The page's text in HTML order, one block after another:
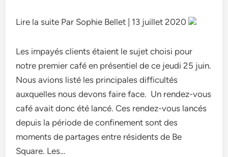
Lire la suite Par Sophie Bellet | 13 juillet 2020
Les impayés clients étaient le sujet choisi pour
notre premier café en présentiel de ce jeudi 25 juin.
Nous avions listé les principales difficultés
auxquelles nous devons faire face. Un rendez-vous
café avait donc été lancé. Ces rendez-vous lancés
depuis la période de confinement sont des
moments de partages entre résidents de Be
Square. Les…